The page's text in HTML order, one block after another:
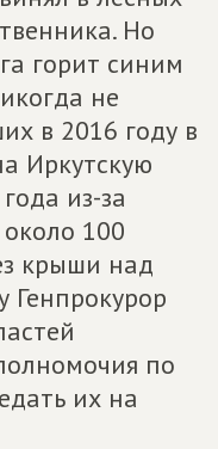
Но
горит синим
не
в 2016 году в
Иркутскую
из-за
100
крыши над
Генпрокурор
по
их на